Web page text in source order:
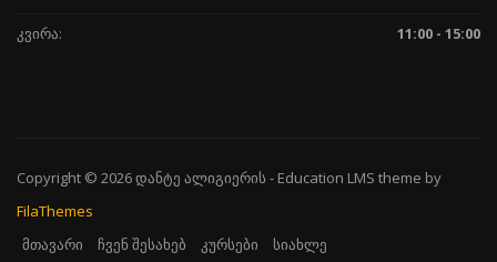
კვირა:
11:00 - 15:00
Copyright © 2026დანტე ალიგიერის - Education LMS theme by
FilaThemes
მთავარი
ჩვენ შესახებ კურსები სიახლე